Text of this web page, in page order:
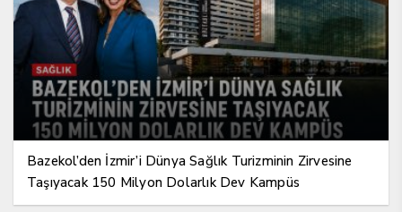
Bazekol’den İzmir’i Dünya Sağlık Turizminin Zirvesine
Taşıyacak 150 Milyon Dolarlık Dev Kampüs